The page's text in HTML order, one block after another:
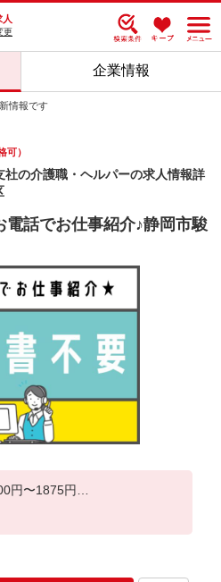
人
更
企業情報
情報です
可）
の介護職・ヘルパーの求人情報詳
電話でお仕事紹介♪静岡市駿
円〜1875円
円〜1750円